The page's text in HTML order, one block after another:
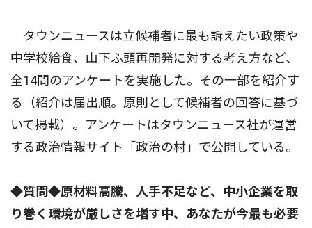
タウンニュースは立候補者に最も訴えたい政策や
中学校給食、山下ふ頭再開発に対する考え方など、
全14問のアンケートを実施した。その一部を紹介す
る（紹介は届出順。原則として候補者の回答に基づ
いて掲載）。アンケートはタウンニュース社が運営
する政治情報サイト「政治の村」で公開している。
◆質問◆原材料高騰、人手不足など、中小企業を取
り巻く環境が厳しさを増す中、あなたが今最も必要